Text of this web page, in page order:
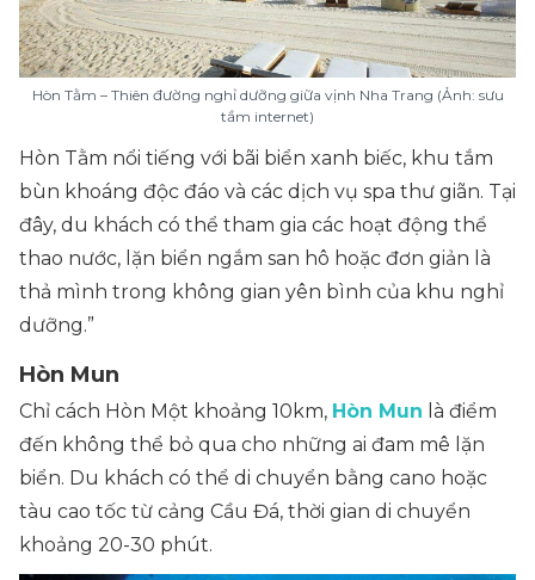
Hòn Tằm – Thiên đường nghỉ dưỡng giữa vịnh Nha Trang (Ảnh: sưu
tầm internet)
Hòn Tằm nổi tiếng với bãi biển xanh biếc, khu tắm
bùn khoáng độc đáo và các dịch vụ spa thư giãn. Tại
đây, du khách có thể tham gia các hoạt động thể
thao nước, lặn biển ngắm san hô hoặc đơn giản là
thả mình trong không gian yên bình của khu nghỉ
dưỡng.”
Hòn Mun
Chỉ cách Hòn Một khoảng 10km, Hòn Mun là điểm
đến không thể bỏ qua cho những ai đam mê lặn
biển. Du khách có thể di chuyển bằng cano hoặc
tàu cao tốc từ cảng Cầu Đá, thời gian di chuyển
khoảng 20-30 phút.